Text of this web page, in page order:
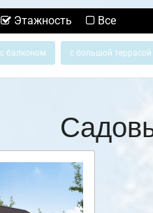
Этажность Все
с балконом с большой террасой